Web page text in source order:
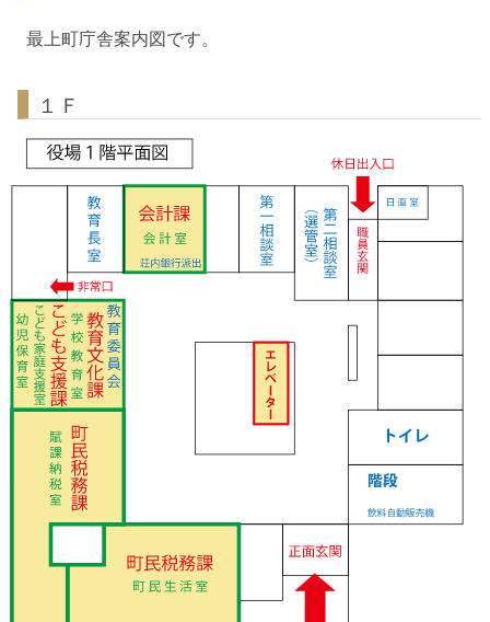
最上町庁舎案内図です。
１Ｆ